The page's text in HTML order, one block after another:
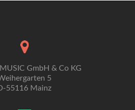
GmbH & Co KG
5
55116 Mainz